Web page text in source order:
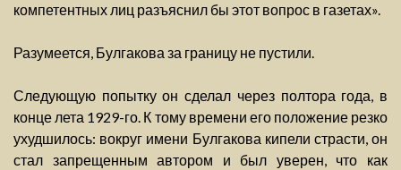
компетентных лиц разъяснил бы этот вопрос в газетах».
Разумеется, Булгакова за границу не пустили.
Следующую попытку он сделал через полтора года, в
конце лета 1929-го. К тому времени его положение резко
ухудшилось: вокруг имени Булгакова кипели страсти, он
стал запрещенным автором и был уверен, что как